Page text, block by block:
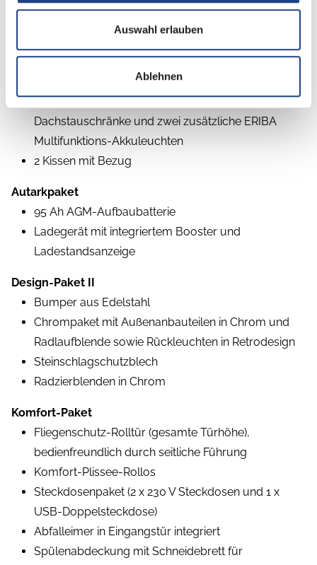
Auswahl erlauben
Ablehnen
Ausstattungslinie Urban
Farbe White Silver
Möbeldekor Tindari
Ambientelicht XL mit indirektem Licht oberhalb der
Dachstauschränke und zwei zusätzliche ERIBA
Multifunktions-Akkuleuchten
2 Kissen mit Bezug
Autarkpaket
95 Ah AGM-Aufbaubatterie
Ladegerät mit integriertem Booster und
Ladestandsanzeige
Design-Paket II
Bumper aus Edelstahl
Chrompaket mit Außenanbauteilen in Chrom und
Radlaufblende sowie Rückleuchten in Retrodesign
Steinschlagschutzblech
Radzierblenden in Chrom
Komfort-Paket
Fliegenschutz-Rolltür (gesamte Türhöhe),
bedienfreundlich durch seitliche Führung
Komfort-Plissee-Rollos
Steckdosenpaket (2 x 230 V Steckdosen und 1 x
USB-Doppelsteckdose)
Abfalleimer in Eingangstür integriert
Spülenabdeckung mit Schneidebrett für